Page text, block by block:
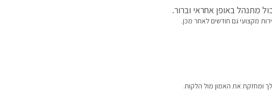
מתנהל באופן אחראי וברור.
מקצועי גם חודשים לאחר מכן.
ומחזקת את האמון מול הלקוח.